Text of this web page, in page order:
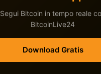
Segui Bitcoin in tempo reale
BitcoinLive24
Download Gratis